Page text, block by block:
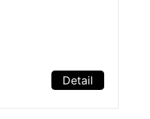
Detail